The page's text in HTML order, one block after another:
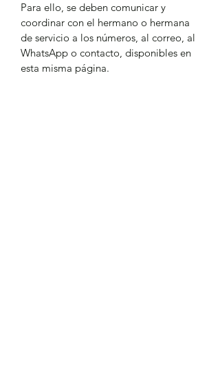
Para ello, se deben comunicar y
coordinar con el hermano o hermana
de servicio a los números, al correo, al
WhatsApp o contacto, disponibles en
esta misma página.